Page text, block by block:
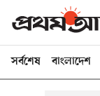
সর্বশেষ বাংলাদেশ